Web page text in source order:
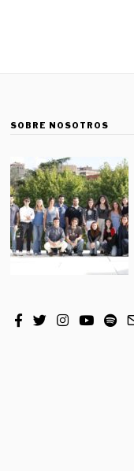
SOBRE NOSOTROS